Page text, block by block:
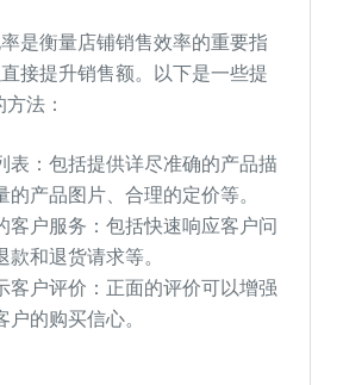
是衡量店铺销售效率的重要指
接提升销售额。以下是一些提
法：
表：包括提供详尽准确的产品描
的产品图片、合理的定价等。
客户服务：包括快速响应客户问
款和退货请求等。
客户评价：正面的评价可以增强
的购买信心。